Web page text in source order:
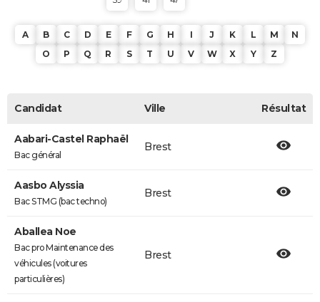
A B C D E F G H I J K L M
N
O
P Q R S T U V W X Y Z
Candidat Ville Résultat
Aabari-Castel Raphaël
Bac général
Brest
Aasbo Alyssia
Bac STMG (bac techno)
Brest
Aballea Noe
Bac pro Maintenance des
véhicules (voitures
particulières)
Brest